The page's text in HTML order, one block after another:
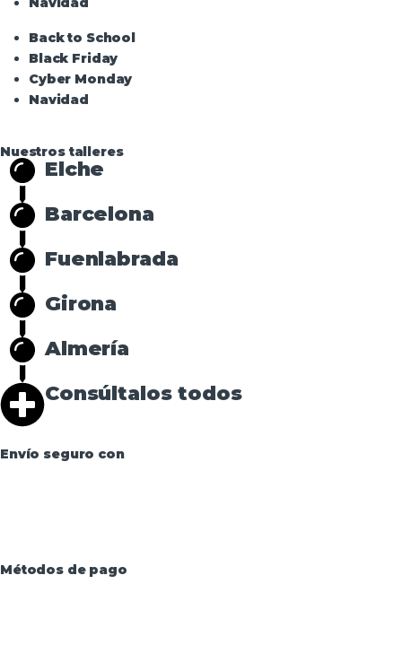
Back to School
Black Friday
Cyber Monday
Navidad
Nuestros talleres
Elche
Barcelona
Fuenlabrada
Girona
Almería
Consúltalos todos
Envío seguro con
Métodos de pago